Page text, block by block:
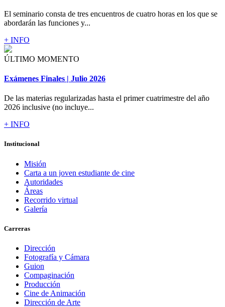
El seminario consta de tres encuentros de cuatro horas en los que se
abordarán las funciones y...
+ INFO
ÚLTIMO MOMENTO
Exámenes Finales | Julio 2026
De las materias regularizadas hasta el primer cuatrimestre del año
2026 inclusive (no incluye...
+ INFO
Institucional
Misión
Carta a un joven estudiante de cine
Autoridades
Áreas
Recorrido virtual
Galería
Carreras
Dirección
Fotografía y Cámara
Guion
Compaginación
Producción
Cine de Animación
Dirección de Arte